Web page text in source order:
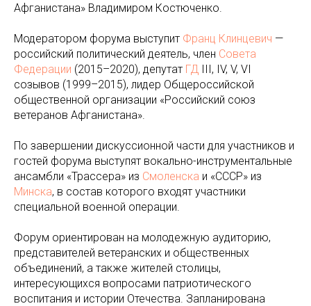
Афганистана» Владимиром Костюченко.
Модератором форума выступит Франц Клинцевич —
российский политический деятель, член Совета
Федерации (2015–2020), депутат ГД III, IV, V, VI
созывов (1999–2015), лидер Общероссийской
общественной организации «Российский союз
ветеранов Афганистана».
По завершении дискуссионной части для участников и
гостей форума выступят вокально-инструментальные
ансамбли «Трассера» из Смоленска и «СССР» из
Минска, в состав которого входят участники
специальной военной операции.
Форум ориентирован на молодежную аудиторию,
представителей ветеранских и общественных
объединений, а также жителей столицы,
интересующихся вопросами патриотического
воспитания и истории Отечества. Запланирована